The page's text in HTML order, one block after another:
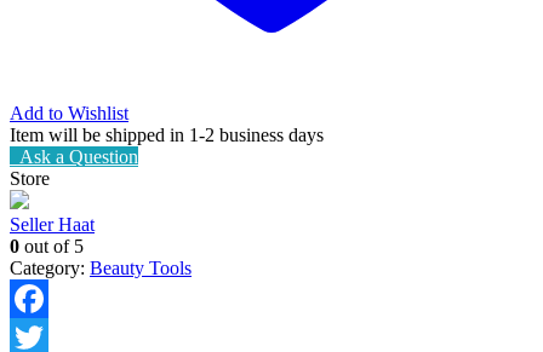
Add to Wishlist
Item will be shipped in 1-2 business days
Ask a Question
Store
Seller Haat
0 out of 5
Category: Beauty Tools
Facebook